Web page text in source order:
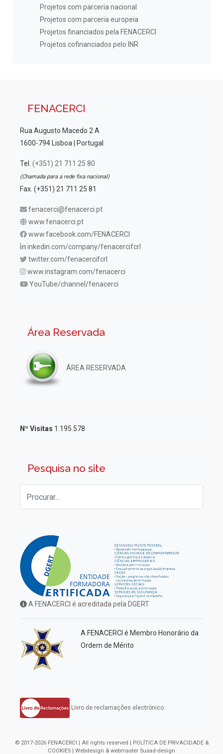
Projetos com parceria nacional
Projetos com parceria europeia
Projetos financiados pela FENACERCI
Projetos cofinanciados pelo INR
FENACERCI
Rua Augusto Macedo 2 A
1600-794 Lisboa | Portugal
Tel. (+351) 21 711 25 80
(Chamada para a rede fixa nacional)
Fax. (+351) 21 711 25 81
fenacerci@fenacerci.pt
www.fenacerci.pt
www.facebook.com/FENACERCI
inkedin.com/company/fenacercifcrl
twitter.com/fenacercifcrl
www.instagram.com/fenacerci
YouTube/channel/fenacerci
Área Reservada
ÁREA RESERVADA
Nº Visitas 1.195.578
Pesquisa no site
A FENACERCI é acreditada pela DGERT
A FENACERCI é Membro Honorário da
Ordem de Mérito
Livro de reclamações electrónico.
© 2017-2026 FENACERCI | All rights reserved | POLÍTICA DE PRIVACIDADE &
COOKIES | Webdesign & webmaster Susad-design